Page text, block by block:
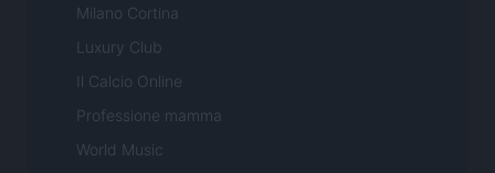
Milano Cortina
Luxury Club
Il Calcio Online
Professione mamma
World Music